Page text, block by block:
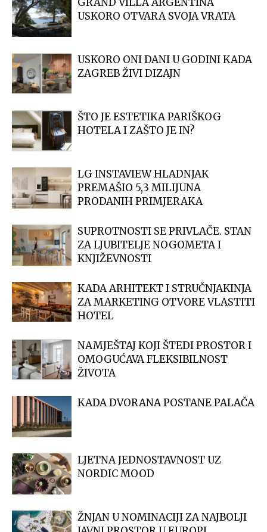
USKORO OTVARA SVOJA VRATA
USKORO ONI DANI U GODINI KADA
ZAGREB ŽIVI DIZAJN
ŠTO JE ESTETIKA PARIŠKOG
HOTELA I ZAŠTO JE IN?
LG INSTAVIEW HLADNJAK
PREMAŠIO 5,3 MILIJUNA
PRODANIH PRIMJERAKA
SUPROTNOSTI SE PRIVLAČE. STAN
ZA LJUBITELJE NOGOMETA I
KNJIŽEVNOSTI
KADA ARHITEKT I STRUČNJAKINJA
ZA MARKETING OTVORE VLASTITI
HOTEL
NAMJEŠTAJ KOJI ŠTEDI PROSTOR I
OMOGUĆAVA FLEKSIBILNOST
ŽIVOTA
KADA DVORANA POSTANE PALAČA
LJETNA JEDNOSTAVNOST UZ
NORDIC MOOD
ŽNJAN U NOMINACIJI ZA NAJBOLJI